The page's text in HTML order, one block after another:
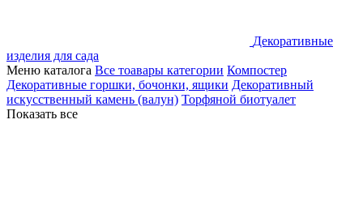
Декоративные
изделия для сада
Меню каталога Все тоавары категории Компостер
Декоративные горшки, бочонки, ящики Декоративный
искусственный камень (валун) Торфяной биотуалет
Показать все